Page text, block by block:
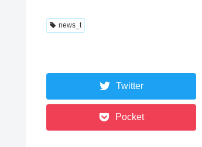
news_t
Twitter
Pocket